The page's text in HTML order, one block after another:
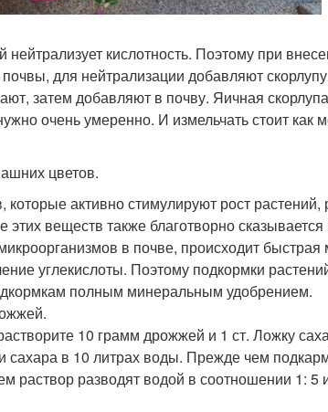
нейтрализует кислотность. Поэтому при
для нейтрализации добавляют
затем добавляют в почву. Яичная
очень умеренно. И измельчать стоит как
цветов.
активно стимулируют рост растений,
веществ также благотворно сказывается
в почве, происходит
углекислоты. Поэтому подкормки
полным минеральным удобрением.
10 грамм дрожжей и 1 ст. Ложку
в 10 литрах воды. Прежде чем
раствор разводят водой в соотношении 1: